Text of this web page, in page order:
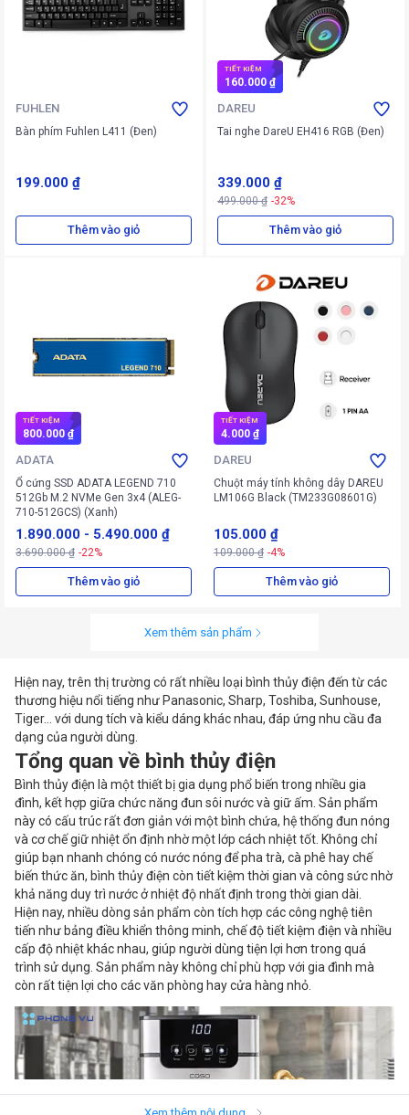
FUHLEN
Bàn phím Fuhlen L411 (Đen)
199.000 ₫
Thêm vào giỏ
TIẾT KIỆM
160.000 ₫
DAREU
Tai nghe DareU EH416 RGB (Đen)
339.000 ₫
499.000 ₫ -32%
Thêm vào giỏ
TIẾT KIỆM
800.000 ₫
ADATA
Ổ cứng SSD ADATA LEGEND 710
512Gb M.2 NVMe Gen 3x4 (ALEG-
710-512GCS) (Xanh)
1.890.000 - 5.490.000 ₫
3.690.000 ₫ -22%
Thêm vào giỏ
TIẾT KIỆM
4.000 ₫
DAREU
Chuột máy tính không dây DAREU
LM106G Black (TM233G08601G)
105.000 ₫
109.000 ₫ -4%
Thêm vào giỏ
Xem thêm sản phẩm
Hiện nay, trên thị trường có rất nhiều loại bình thủy điện đến từ các
thương hiệu nổi tiếng như Panasonic, Sharp, Toshiba, Sunhouse,
Tiger… với dung tích và kiểu dáng khác nhau, đáp ứng nhu cầu đa
dạng của người dùng.
Tổng quan về bình thủy điện
Bình thủy điện là một thiết bị gia dụng phổ biến trong nhiều gia
đình, kết hợp giữa chức năng đun sôi nước và giữ ấm. Sản phẩm
này có cấu trúc rất đơn giản với một bình chứa, hệ thống đun nóng
và cơ chế giữ nhiệt ổn định nhờ một lớp cách nhiệt tốt. Không chỉ
giúp bạn nhanh chóng có nước nóng để pha trà, cà phê hay chế
biến thức ăn, bình thủy điện còn tiết kiệm thời gian và công sức nhờ
khả năng duy trì nước ở nhiệt độ nhất định trong thời gian dài.
Hiện nay, nhiều dòng sản phẩm còn tích hợp các công nghệ tiên
tiến như bảng điều khiển thông minh, chế độ tiết kiệm điện và nhiều
cấp độ nhiệt khác nhau, giúp người dùng tiện lợi hơn trong quá
trình sử dụng. Sản phẩm này không chỉ phù hợp với gia đình mà
còn rất tiện lợi cho các văn phòng hay cửa hàng nhỏ.